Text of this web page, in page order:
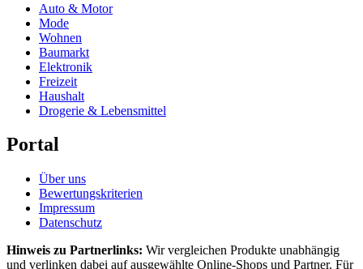
Auto & Motor
Mode
Wohnen
Baumarkt
Elektronik
Freizeit
Haushalt
Drogerie & Lebensmittel
Portal
Über uns
Bewertungskriterien
Impressum
Datenschutz
Hinweis zu Partnerlinks: Wir vergleichen Produkte unabhängig
und verlinken dabei auf ausgewählte Online-Shops und Partner. Für